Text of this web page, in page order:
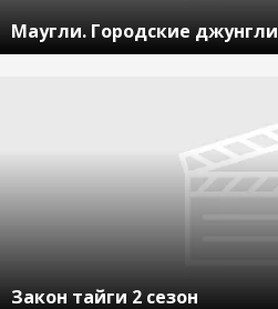
Маугли. Городские джунгли
Закон тайги 2 сезон